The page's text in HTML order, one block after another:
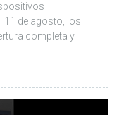
11 de agosto, los
completa y